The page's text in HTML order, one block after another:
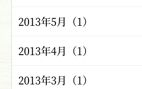
2013年5月（1）
2013年4月（1）
2013年3月（1）